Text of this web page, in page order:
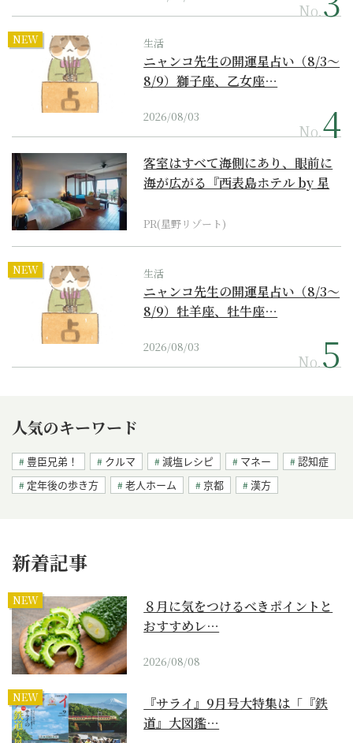
No.
NEW 生活
ニャンコ先生の開運星占い（8/3～
8/9）獅子座、乙女座…
2026/08/03
No.
客室はすべて海側にあり、眼前に
海が広がる『西表島ホテル by 星
PR(星野リゾート)
NEW 生活
ニャンコ先生の開運星占い（8/3～
8/9）牡羊座、牡牛座…
2026/08/03
No.
人気のキーワード
豊臣兄弟！ クルマ 減塩レシピ マネー
認知症
定年後の歩き方
老人ホーム 京都 漢方
新着記事
NEW
８月に気をつけるべきポイントと
おすすめレ…
2026/08/08
NEW
『サライ』9月号大特集は「『鉄
道』大図鑑…